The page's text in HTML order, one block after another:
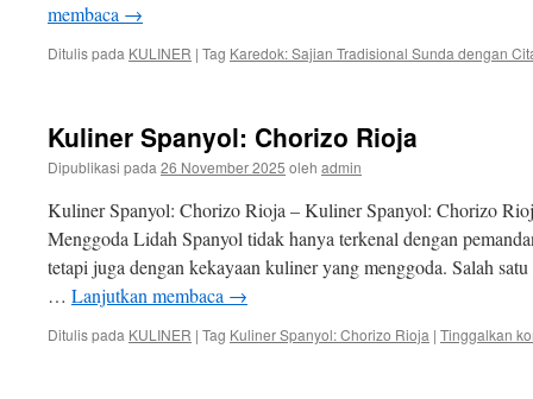
membaca →
Ditulis pada KULINER | Tag Karedok: Sajian Tradisional Sunda dengan
Kuliner Spanyol: Chorizo Rioja
Dipublikasi pada 26 November 2025 oleh admin
Kuliner Spanyol: Chorizo Rioja – Kuliner Spanyol: Chorizo
Menggoda Lidah Spanyol tidak hanya terkenal dengan
tetapi juga dengan kekayaan kuliner yang menggoda. Salah
… Lanjutkan membaca →
Ditulis pada KULINER | Tag Kuliner Spanyol: Chorizo Rioja | Tinggalkan